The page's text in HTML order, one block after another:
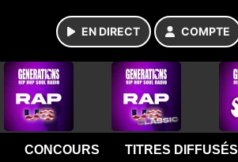
EN DIRECT COMPTE
CONCOURS TITRES DIFFUSÉS